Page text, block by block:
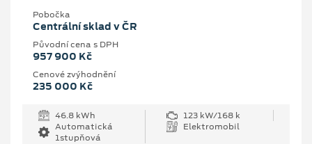
Pobočka
Centrální sklad v ČR
Původní cena s DPH
957 900 Kč
Cenové zvýhodnění
235 000 Kč
46.8 kWh
123 kW/168 k
Automatická
1stupňová
Elektromobil